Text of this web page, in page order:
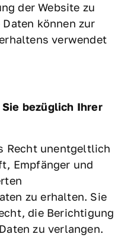
der Website zu
können zur
verwendet
bezüglich Ihrer
Recht unentgeltlich
Empfänger und
zu erhalten. Sie
die Berichtigung
zu verlangen.